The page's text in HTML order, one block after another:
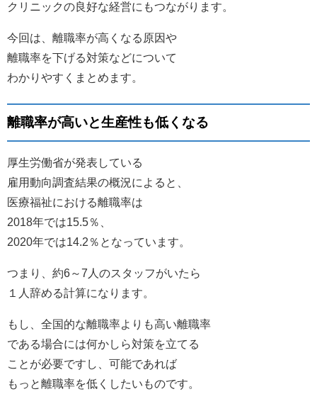
クリニックの良好な経営にもつながります。
今回は、離職率が高くなる原因や
離職率を下げる対策などについて
わかりやすくまとめます。
離職率が高いと生産性も低くなる
厚生労働省が発表している
雇用動向調査結果の概況によると、
医療福祉における離職率は
2018年では15.5％、
2020年では14.2％となっています。
つまり、約6～7人のスタッフがいたら
１人辞める計算になります。
もし、全国的な離職率よりも高い離職率
である場合には何かしら対策を立てる
ことが必要ですし、可能であれば
もっと離職率を低くしたいものです。